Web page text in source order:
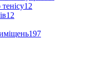
12
12
197